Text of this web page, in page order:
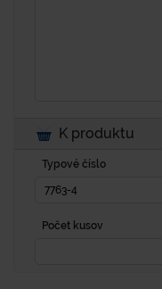
K produktu
Typové číslo
Počet kusov